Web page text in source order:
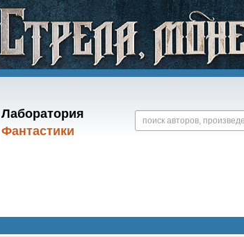
Лаборатория
Фантастики